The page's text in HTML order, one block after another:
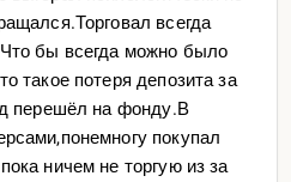
всегда
бы всегда можно было
такое потеря депозита за
перешёл на фонду.В
покупал
ничем не торгую из за